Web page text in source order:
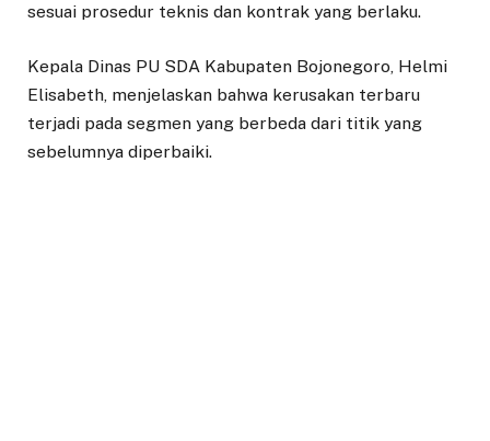
sesuai prosedur teknis dan kontrak yang berlaku.
Kepala Dinas PU SDA Kabupaten Bojonegoro, Helmi
Elisabeth, menjelaskan bahwa kerusakan terbaru
terjadi pada segmen yang berbeda dari titik yang
sebelumnya diperbaiki.